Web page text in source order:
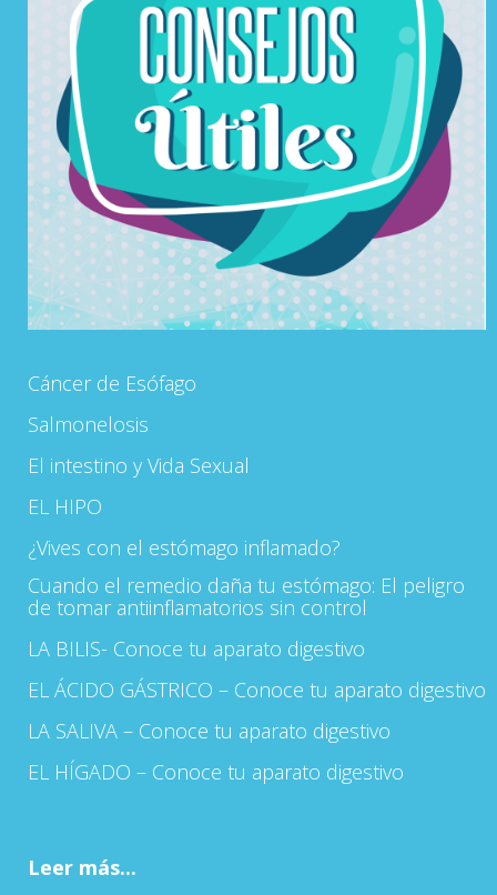
Cáncer de Esófago
Salmonelosis
El intestino y Vida Sexual
EL HIPO
¿Vives con el estómago inflamado?
Cuando el remedio daña tu estómago: El peligro
de tomar antiinflamatorios sin control
LA BILIS- Conoce tu aparato digestivo
EL ÁCIDO GÁSTRICO – Conoce tu aparato digestivo
LA SALIVA – Conoce tu aparato digestivo
EL HÍGADO – Conoce tu aparato digestivo
Leer más...